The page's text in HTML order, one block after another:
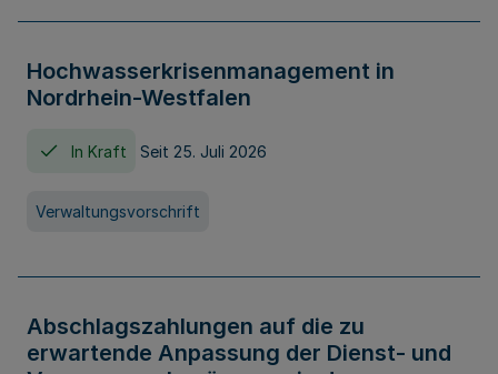
Hochwasserkrisenmanagement in
Nordrhein-Westfalen
In Kraft Seit 25. Juli 2026
Verwaltungsvorschrift
Abschlagszahlungen auf die zu
erwartende Anpassung der Dienst- und